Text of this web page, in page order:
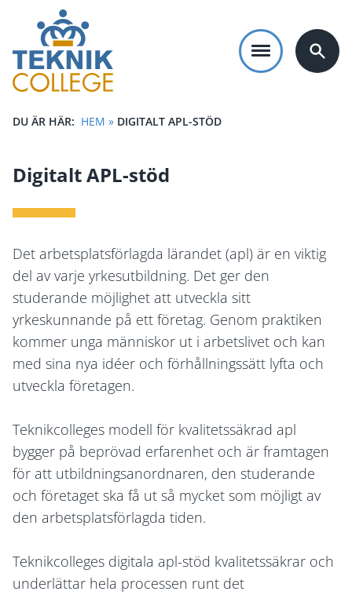
huvudinnehåll
LÄNKSTIG
DU ÄR HÄR: HEM » DIGITALT APL-STÖD
Digitalt APL-stöd
Det arbetsplatsförlagda lärandet (apl) är en viktig
del av varje yrkesutbildning. Det ger den
studerande möjlighet att utveckla sitt
yrkeskunnande på ett företag. Genom praktiken
kommer unga människor ut i arbetslivet och kan
med sina nya idéer och förhållningssätt lyfta och
utveckla företagen.
Teknikcolleges modell för kvalitetssäkrad apl
bygger på beprövad erfarenhet och är framtagen
för att utbildningsanordnaren, den studerande
och företaget ska få ut så mycket som möjligt av
den arbetsplatsförlagda tiden.
Teknikcolleges digitala apl-stöd kvalitetssäkrar och
underlättar hela processen runt det